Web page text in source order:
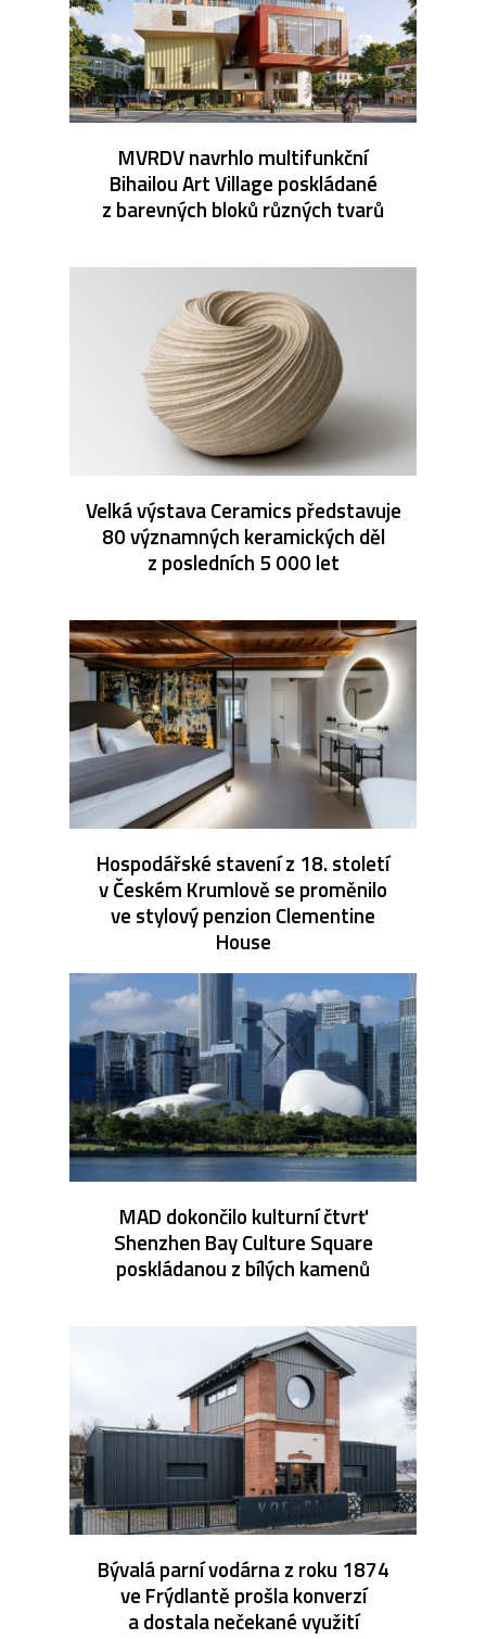
MVRDV navrhlo multifunkční
Bihailou Art Village poskládané
z barevných bloků různých tvarů
Velká výstava Ceramics představuje
80 významných keramických děl
z posledních 5 000 let
Hospodářské stavení z 18. století
v Českém Krumlově se proměnilo
ve stylový penzion Clementine
House
MAD dokončilo kulturní čtvrť
Shenzhen Bay Culture Square
poskládanou z bílých kamenů
Bývalá parní vodárna z roku 1874
ve Frýdlantě prošla konverzí
a dostala nečekané využití